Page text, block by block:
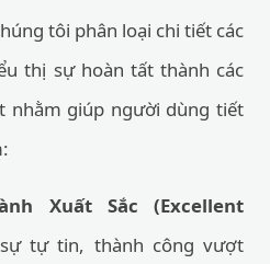
tôi phân loại chi tiết các
thị sự hoàn tất thành các
nhằm giúp người dùng tiết
Xuất Sắc (Excellent
tự tin, thành công vượt